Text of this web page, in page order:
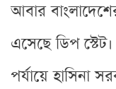
আবার
এসেছে ডিপ
পর্যায়ে হাসিনা